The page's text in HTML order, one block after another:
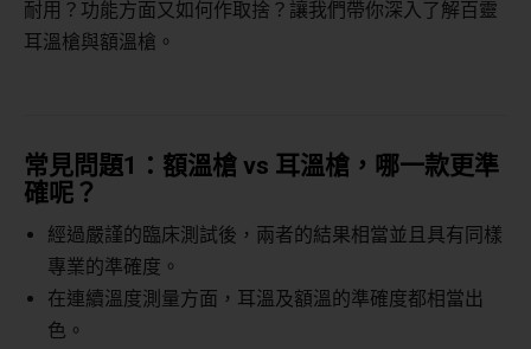
耐用？功能方面又如何作取捨？讓我們帶你深入了解百靈
耳溫槍與額溫槍。
常見問題1 ：額溫槍 vs 耳溫槍，哪一款更準
確呢？
經過嚴謹的臨床測試後，兩者的結果相當並且具有同樣
專業的準確度。
在連續溫度測量方面，耳溫及額溫的準確度都相當出
色。